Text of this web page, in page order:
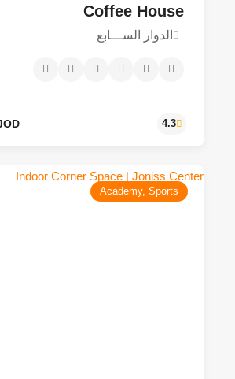
Coffee House
الدوار الســـابع
Academy, Sports